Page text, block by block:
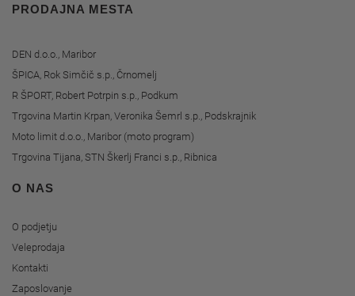
PRODAJNA MESTA
DEN d.o.o., Maribor
ŠPICA, Rok Simčič s.p., Črnomelj
R ŠPORT, Robert Potrpin s.p., Podkum
Trgovina Martin Krpan, Veronika Šemrl s.p., Podskrajnik
Moto limit d.o.o., Maribor (moto program)
Trgovina Tijana, STN Škerlj Franci s.p., Ribnica
O NAS
O podjetju
Veleprodaja
Kontakti
Zaposlovanje